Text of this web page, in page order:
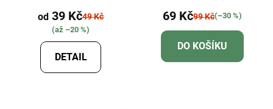
od 39 Kč49 Kč
(až –20 %)
DETAIL
69 Kč99 Kč(–30 %)
DO KOŠÍKU